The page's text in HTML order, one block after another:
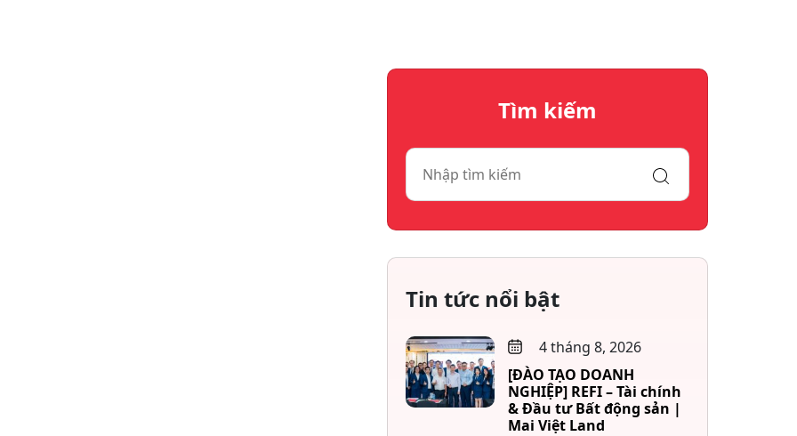
Tìm kiếm
Tin tức nổi bật
4 tháng 8, 2026
[ĐÀO TẠO DOANH
NGHIỆP] REFI – Tài chính
& Đầu tư Bất động sản |
Mai Việt Land